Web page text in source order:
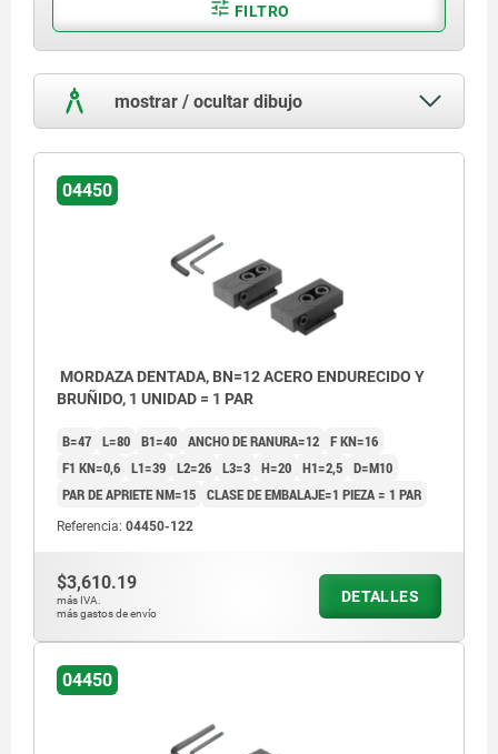
FILTRO
mostrar / ocultar dibujo
04450
MORDAZA DENTADA, BN=12 ACERO ENDURECIDO Y
BRUÑIDO, 1 UNIDAD = 1 PAR
B=47 L=80 B1=40 ANCHO DE RANURA=12 F KN=16
F1 KN=0,6 L1=39 L2=26 L3=3 H=20 H1=2,5 D=M10
PAR DE APRIETE NM=15 CLASE DE EMBALAJE=1 PIEZA = 1 PAR
Referencia: 04450-122
$3,610.19
más IVA.
más gastos de envío
DETALLES
04450